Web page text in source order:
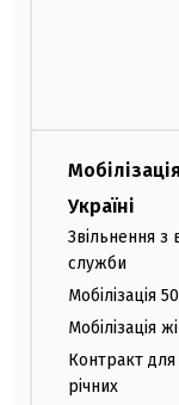
Україні
Звільнення з
служби
Мобілізація
Мобілізація
Контракт
річних